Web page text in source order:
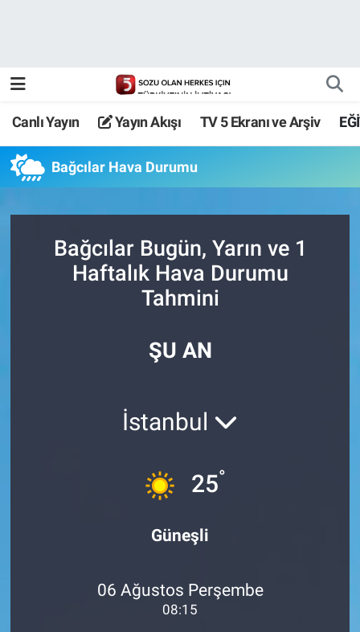
Canlı Yayın Yayın Akışı TV 5 Ekranı ve Arşiv
Bağcılar Hava Durumu
Bağcılar Bugün, Yarın ve 1
Haftalık Hava Durumu
Tahmini
ŞU AN
İstanbul
25°
Güneşli
06 Ağustos Perşembe
08:15
TV 5 Ekranı ve Arşiv